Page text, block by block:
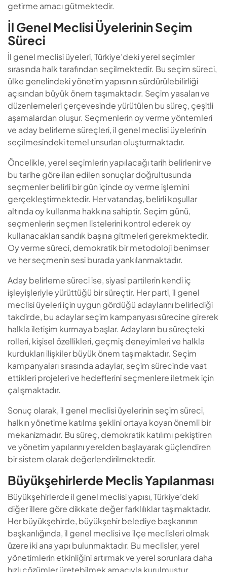
getirme amacı gütmektedir.
İl Genel Meclisi Üyelerinin Seçim
Süreci
İl genel meclisi üyeleri, Türkiye’deki yerel seçimler
sırasında halk tarafından seçilmektedir. Bu seçim süreci,
ülke genelindeki yönetim yapısının sürdürülebilirliği
açısından büyük önem taşımaktadır. Seçim yasaları ve
düzenlemeleri çerçevesinde yürütülen bu süreç, çeşitli
aşamalardan oluşur. Seçmenlerin oy verme yöntemleri
ve aday belirleme süreçleri, il genel meclisi üyelerinin
seçilmesindeki temel unsurları oluşturmaktadır.
Öncelikle, yerel seçimlerin yapılacağı tarih belirlenir ve
bu tarihe göre ilan edilen sonuçlar doğrultusunda
seçmenler belirli bir gün içinde oy verme işlemini
gerçekleştirmektedir. Her vatandaş, belirli koşullar
altında oy kullanma hakkına sahiptir. Seçim günü,
seçmenlerin seçmen listelerini kontrol ederek oy
kullanacakları sandık başına gitmeleri gerekmektedir.
Oy verme süreci, demokratik bir metodoloji benimser
ve her seçmenin sesi burada yankılanmaktadır.
Aday belirleme süreci ise, siyasi partilerin kendi iç
işleyişleriyle yürüttüğü bir süreçtir. Her parti, il genel
meclisi üyeleri için uygun gördüğü adaylarını belirlediği
takdirde, bu adaylar seçim kampanyası sürecine girerek
halkla iletişim kurmaya başlar. Adayların bu süreçteki
rolleri, kişisel özellikleri, geçmiş deneyimleri ve halkla
kurdukları ilişkiler büyük önem taşımaktadır. Seçim
kampanyaları sırasında adaylar, seçim sürecinde vaat
ettikleri projeleri ve hedeflerini seçmenlere iletmek için
çalışmaktadır.
Sonuç olarak, il genel meclisi üyelerinin seçim süreci,
halkın yönetime katılma şeklini ortaya koyan önemli bir
mekanizmadır. Bu süreç, demokratik katılımı pekiştiren
ve yönetim yapılarını yerelden başlayarak güçlendiren
bir sistem olarak değerlendirilmektedir.
Büyükşehirlerde Meclis Yapılanması
Büyükşehirlerde il genel meclisi yapısı, Türkiye’deki
diğer illere göre dikkate değer farklılıklar taşımaktadır.
Her büyükşehirde, büyükşehir belediye başkanının
başkanlığında, il genel meclisi ve ilçe meclisleri olmak
üzere iki ana yapı bulunmaktadır. Bu meclisler, yerel
yönetimlerin etkinliğini artırmak ve yerel sorunlara daha